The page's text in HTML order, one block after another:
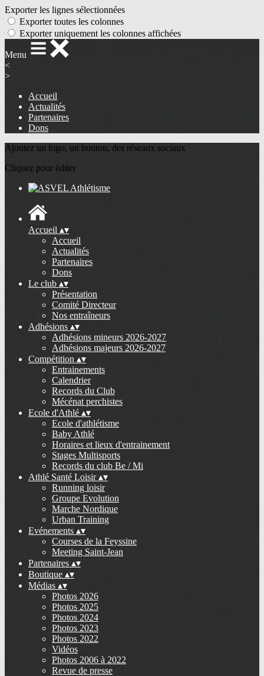
Exporter les lignes sélectionnées
Exporter toutes les colonnes
Exporter uniquement les colonnes affichées
Menu
<
>
Accueil
Actualités
Partenaires
Dons
Ajoutez un logo, un bouton, des réseaux sociaux
Cliquez pour éditer
Accueil ▴▾
Accueil
Actualités
Partenaires
Dons
Le club ▴▾
Présentation
Comité Directeur
Nos entraîneurs
Adhésions ▴▾
Adhésions mineurs 2026-2027
Adhésions majeurs 2026-2027
Compétition ▴▾
Entrainements
Calendrier
Records du Club
Mécénat perchistes
Ecole d'Athlé ▴▾
Ecole d'athlétisme
Baby Athlé
Horaires et lieux d'entrainement
Stages Multisports
Records du club Be / Mi
Athlé Santé Loisir▴▾
Running loisir
Groupe Evolution
Marche Nordique
Urban Training
Evénements ▴▾
Courses de la Feyssine
Meeting Saint-Jean
Partenaires ▴▾
Boutique ▴▾
Médias ▴▾
Photos 2026
Photos 2025
Photos 2024
Photos 2023
Photos 2022
Vidéos
Photos 2006 à 2022
Revue de presse